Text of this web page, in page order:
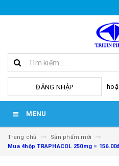
ĐĂNG NHẬP
MENU
Trang chủ
Sản phẩm mới
Mua 4hộp TRAPHACOL 250mg =